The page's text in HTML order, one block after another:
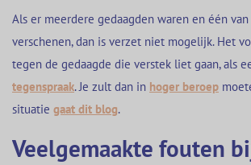
Als er meerdere gedaagden waren en één
verschenen, dan is verzet niet mogelijk. Het
tegen de gedaagde die verstek liet gaan, als
tegenspraak. Je zult dan in hoger beroep
situatie gaat dit blog.
Veelgemaakte fouten